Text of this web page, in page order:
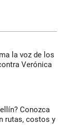
la voz de los
Verónica
Conozca
rutas, costos y